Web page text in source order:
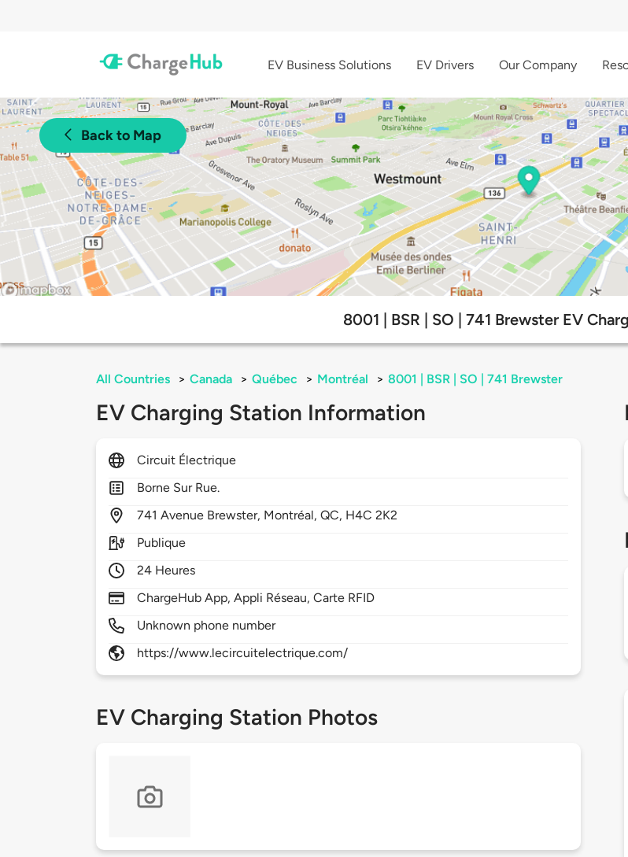
EV Business Solutions EV Drivers Our Company
Back to Map
8001 | BSR | SO | 741 Brewster EV
All Countries > Canada > Québec > Montréal > 8001 | BSR | SO | 741 Brewster
EV Charging Station Information
Circuit Électrique
Borne Sur Rue.
741Avenue Brewster, Montréal,QC, H4C 2K2
Publique
24 Heures
ChargeHub App, Appli Réseau, Carte RFID
Unknown phone number
https://www.lecircuitelectrique.com/
EV Charging Station Photos